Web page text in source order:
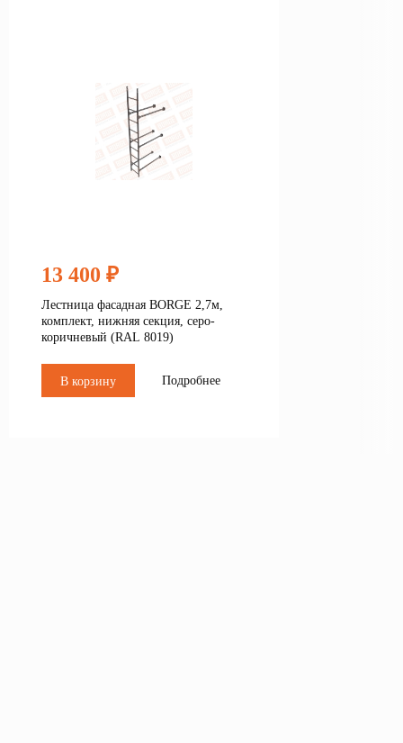
13 400 ₽
Лестница фасадная BORGE 2,7м,
комплект, нижняя секция, серо-
коричневый (RAL 8019)
В корзину Подробнее